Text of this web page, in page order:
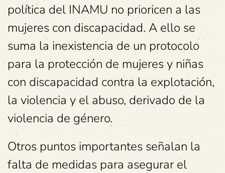
política del INAMU no prioricen a las
mujeres con discapacidad. A ello se
suma la inexistencia de un protocolo
para la protección de mujeres y niñas
con discapacidad contra la explotación,
la violencia y el abuso, derivado de la
violencia de género.
Otros puntos importantes señalan la
falta de medidas para asegurar el